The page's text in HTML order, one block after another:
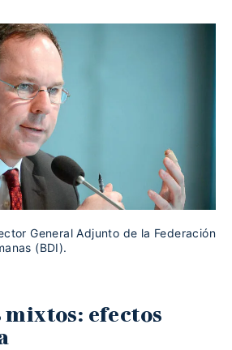
General Adjunto de la Federación
(BDI).
mixtos: efectos